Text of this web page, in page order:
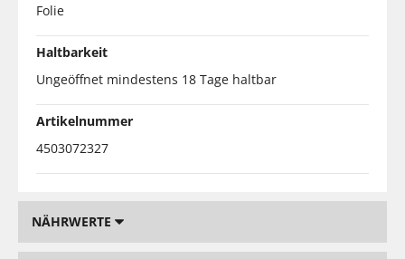
Folie
Haltbarkeit
Ungeöffnet mindestens 18 Tage haltbar
Artikelnummer
4503072327
NÄHRWERTE